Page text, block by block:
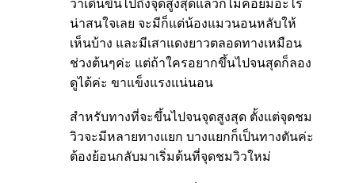
ว่าเดินขึ้นไปถึงจุดสูงสุดแล้วก็ไม่ค่อยมีอะไร
น่าสนใจเลย จะมีก็แต่น้องแมวนอนหลับให้
เห็นบ้าง และมีเสาแดงยาวตลอดทางเหมือน
ช่วงต้นๆค่ะ แต่ถ้าใครอยากขึ้นไปจนสุดก็ลอง
ดูได้ค่ะ ขาแข็งแรงแน่นอน
สำหรับทางที่จะขึ้นไปจนจุดสูงสุด ตั้งแต่จุดชม
วิวจะมีหลายทางแยก บางแยกก็เป็นทางตันค่ะ
ต้องย้อนกลับมาเริ่มต้นที่จุดชมวิวใหม่